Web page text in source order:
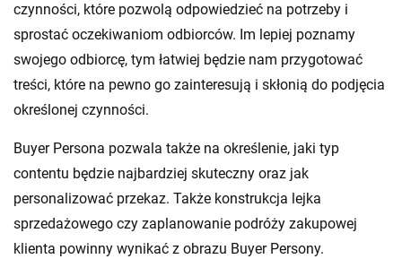
czynności, które pozwolą odpowiedzieć na potrzeby i
sprostać oczekiwaniom odbiorców. Im lepiej poznamy
swojego odbiorcę, tym łatwiej będzie nam przygotować
treści, które na pewno go zainteresują i skłonią do podjęcia
określonej czynności.
Buyer Persona pozwala także na określenie, jaki typ
contentu będzie najbardziej skuteczny oraz jak
personalizować przekaz. Także konstrukcja lejka
sprzedażowego czy zaplanowanie podróży zakupowej
klienta powinny wynikać z obrazu Buyer Persony.